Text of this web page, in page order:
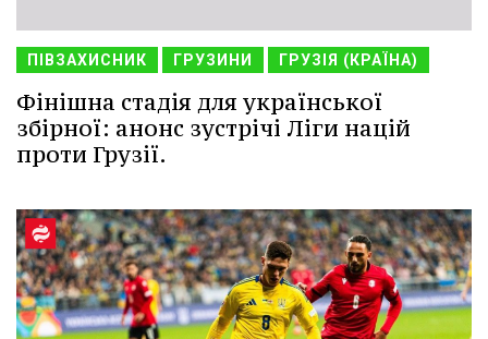
ПІВЗАХИСНИК ГРУЗИНИ ГРУЗІЯ (КРАЇНА)
Фінішна стадія для української
збірної: анонс зустрічі Ліги націй
проти Грузії.